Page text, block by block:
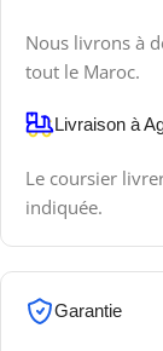
Nous livrons à
tout le Maroc.
Livraison à
Le coursier
indiquée.
Garantie